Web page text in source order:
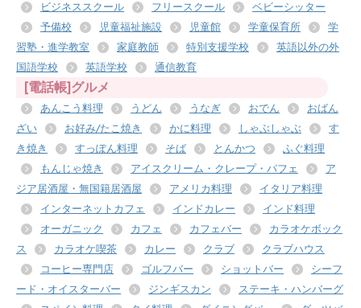
ビジネススクール フリースクール
ベビーシッター
予備校
児童福祉施設 児童館 学童保育所
学
習塾・進学教室
家庭教師 特別支援学校
英語以外の外
国語学校
英語学校 通信教育
[電話帳]グルメ
あんこう料理 うどん うなぎ おでん
おばん
ざい
お好み/たこ焼き かに料理 しゃぶしゃぶ
す
き焼き
すっぽん料理 そば とんかつ
ふぐ料理
もんじゃ焼き
アイスクリーム・クレープ・パフェ
ア
ジア居酒屋・無国籍居酒屋
アメリカ料理
イタリア料理
インターネットカフェ
インドカレー
インド料理
オーガニック
カフェ カフェバー
カラオケボック
ス
カラオケ喫茶 カレー クラブ
クラブハウス
コーヒー専門店
ゴルフバー ショットバー
シーフ
ード・オイスターバー
ジンギスカン
ステーキ・ハンバーグ